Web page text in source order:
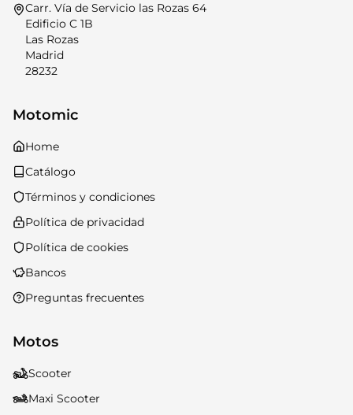
Carr. Vía de Servicio las Rozas 64
Edificio C 1B
Las Rozas
Madrid
28232
Motomic
Home
Catálogo
Términos y condiciones
Política de privacidad
Política de cookies
Bancos
Preguntas frecuentes
Motos
Scooter
Maxi Scooter